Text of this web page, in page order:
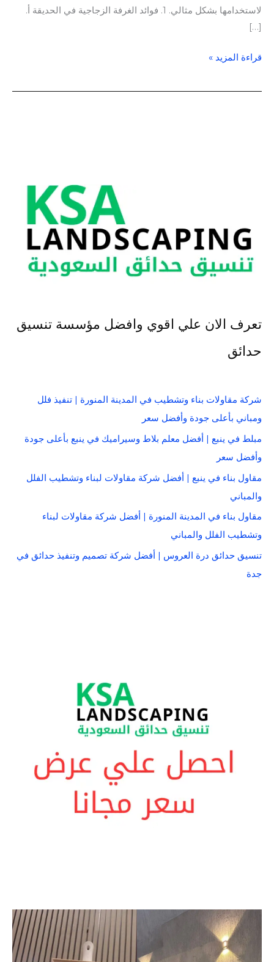
لاستخدامها بشكل مثالي. 1. فوائد الغرفة الزجاجية في الحديقة أ.
[…]
قراءة المزيد »
تعرف الان علي اقوي وافضل مؤسسة تنسيق
حدائق
شركة مقاولات بناء وتشطيب في المدينة المنورة | تنفيذ فلل
ومباني بأعلى جودة وأفضل سعر
مبلط في ينبع | أفضل معلم بلاط وسيراميك في ينبع بأعلى جودة
وأفضل سعر
مقاول بناء في ينبع | أفضل شركة مقاولات لبناء وتشطيب الفلل
والمباني
مقاول بناء في المدينة المنورة | أفضل شركة مقاولات لبناء
وتشطيب الفلل والمباني
تنسيق حدائق درة العروس | أفضل شركة تصميم وتنفيذ حدائق في
جدة